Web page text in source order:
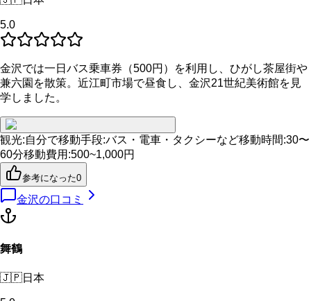
5.0
金沢では一日バス乗車券（500円）を利用し、ひがし茶屋街や
兼六園を散策。近江町市場で昼食し、金沢21世紀美術館を見
学しました。
観光:自分で移動手段:バス・電車・タクシーなど移動時間:30〜
60分移動費用 :500~1,000円
参考になった0
金沢の口コミ
舞鶴
🇯🇵日本